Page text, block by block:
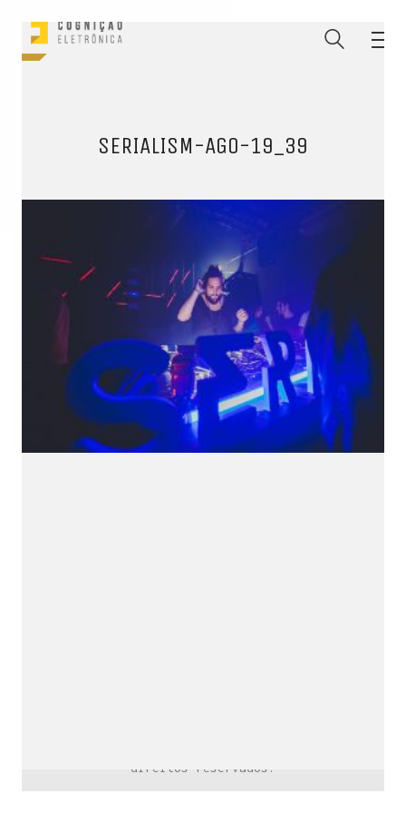
SERIALISM-AGO-19_39
ENTRE PARA O NOSSO MEMBERS CLUB
E receba códigos promocionais para festas, free
downloads e mais.
É grátis.
direitos reservados.